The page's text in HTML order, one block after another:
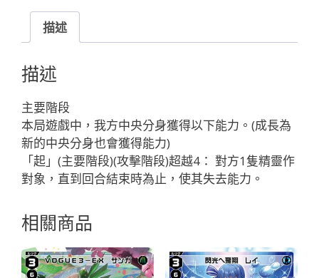
セ
ト・
ワ
ン
ピ
ー
ス
「白
色
Piece
數
描述
描述
主要階段
本局遊戲中，我方中央分身獲得以下能力。(成長為
新的中央分身也會獲得能力)
「起」(主要階段)(攻擊階段)超越4： 對方1隻精靈作
對象，直到回合結束時為止，使其失去能力。
相關商品